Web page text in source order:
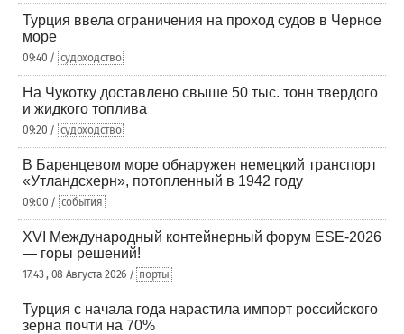
Турция ввела ограничения на проход судов в Черное
море
09:40 / судоходство
На Чукотку доставлено свыше 50 тыс. тонн твердого
и жидкого топлива
09:20 / судоходство
В Баренцевом море обнаружен немецкий транспорт
«Утландсхерн», потопленный в 1942 году
09:00 / события
XVI Международный контейнерный форум ESE-2026
— горы решений!
17:43 , 08 Августа 2026 / порты
Турция с начала года нарастила импорт российского
зерна почти на 70%